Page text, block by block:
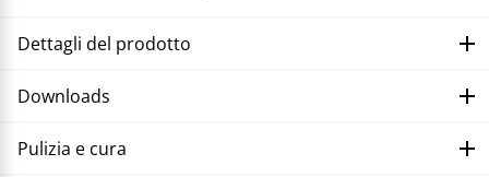
Dettagli del prodotto
Downloads
Pulizia e cura